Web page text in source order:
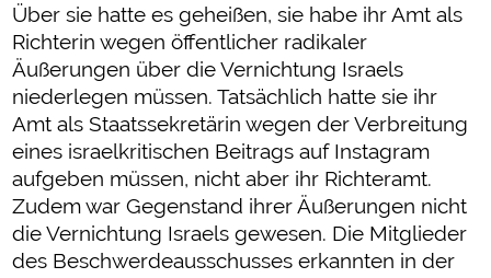
Über sie hatte es geheißen, sie habe ihr Amt als
Richterin wegen öffentlicher radikaler
Äußerungen über die Vernichtung Israels
niederlegen müssen. Tatsächlich hatte sie ihr
Amt als Staatssekretärin wegen der Verbreitung
eines israelkritischen Beitrags auf Instagram
aufgeben müssen, nicht aber ihr Richteramt.
Zudem war Gegenstand ihrer Äußerungen nicht
die Vernichtung Israels gewesen. Die Mitglieder
des Beschwerdeausschusses erkannten in der